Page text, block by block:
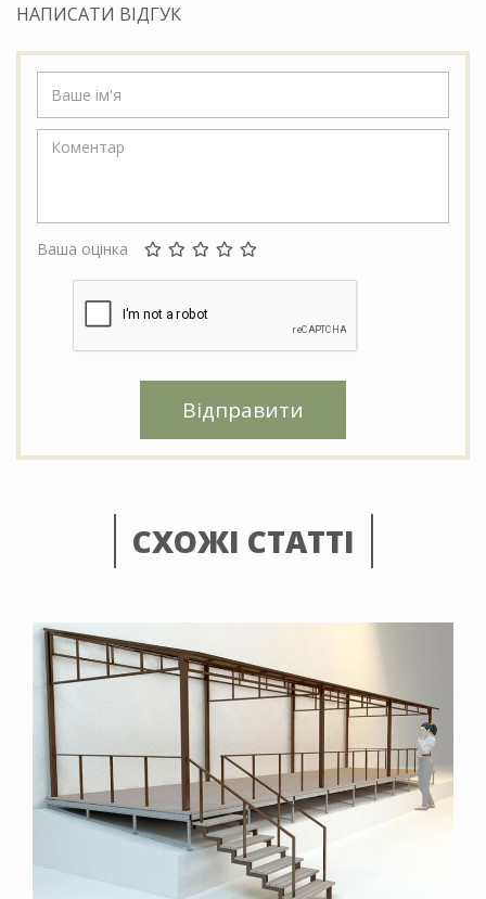
НАПИСАТИ ВІДГУК
Ваша оцінка
Відправити
СХОЖІ СТАТТІ